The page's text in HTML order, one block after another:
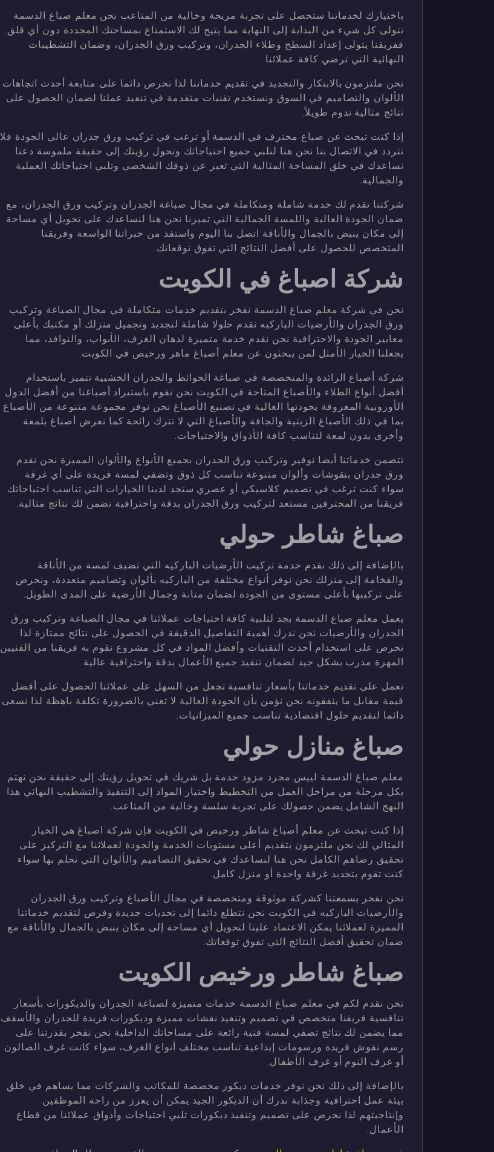
باختيارك لخدماتنا ستحصل على تجربة مريحة وخالية من المتاعب نحن معلم صباغ الدسمة
نتولى كل شيء من البداية إلى النهاية مما يتيح لك الاستمتاع بمساحتك المجددة دون أي قلق.
ففريقنا يتولى إعداد السطح وطلاء الجدران، وتركيب ورق الجدران، وضمان التشطيبات
النهائية التي ترضي كافة عملائنا.
نحن ملتزمون بالابتكار والتجديد في تقديم خدماتنا لذا نحرص دائما على متابعة أحدث اتجاهات
الألوان والتصاميم في السوق ونستخدم تقنيات متقدمة في تنفيذ عملنا لضمان الحصول على
نتائج مثالية تدوم طويلاً.
إذا كنت تبحث عن صباغ محترف في الدسمة أو ترغب في تركيب ورق جدران عالي الجودة فلا
تتردد في الاتصال بنا نحن هنا لنلبي جميع احتياجاتك ونحول رؤيتك إلى حقيقة ملموسة دعنا
نساعدك في خلق المساحة المثالية التي تعبر عن ذوقك الشخصي وتلبي احتياجاتك العملية
والجمالية.
شركتنا تقدم لك خدمة شاملة ومتكاملة في مجال صباغة الجدران وتركيب ورق الجدران، مع
ضمان الجودة العالية واللمسة الجمالية التي تميزنا نحن هنا لنساعدك على تحويل أي مساحة
إلى مكان ينبض بالجمال والأناقة اتصل بنا اليوم واستفد من خبراتنا الواسعة وفريقنا
المتخصص للحصول على أفضل النتائج التي تفوق توقعاتك.
شركة اصباغ في الكويت
نحن في شركة معلم صباغ الدسمة نفخر بتقديم خدمات متكاملة في مجال الصباغة وتركيب
ورق الجدران والأرضيات الباركيه نقدم حلولا شاملة لتجديد وتجميل منزلك أو مكتبك بأعلى
معايير الجودة والاحترافية نحن نقدم خدمة متميزة لدهان الغرف، الأبواب، والنوافذ، مما
يجعلنا الخيار الأمثل لمن يبحثون عن معلم أصباغ ماهر ورخيص في الكويت.
شركة أصباغ الرائدة والمتخصصة في صباغة الحوائط والجدران الخشبية تتميز باستخدام
أفضل أنواع الطلاء والأصباغ المتاحة في الكويت نحن نقوم باستيراد أصباغنا من أفضل الدول
الأوروبية المعروفة بجودتها العالية في تصنيع الأصباغ نحن نوفر مجموعة متنوعة من الأصباغ
بما في ذلك الأصباغ الزيتية والجافة والأصباغ التي لا تترك رائحة كما نعرض أصباغ بلمعة
وأخرى بدون لمعة لتناسب كافة الأذواق والاحتياجات.
تتضمن خدماتنا أيضا توفير وتركيب ورق الجدران بجميع الأنواع والألوان المميزة نحن نقدم
ورق جدران بنقوشات وألوان متنوعة تناسب كل ذوق وتضفي لمسة فريدة على أي غرفة
سواء كنت ترغب في تصميم كلاسيكي أو عصري ستجد لدينا الخيارات التي تناسب احتياجاتك
فريقنا من المحترفين مستعد لتركيب ورق الجدران بدقة واحترافية تضمن لك نتائج مثالية.
صباغ شاطر حولي
بالإضافة إلى ذلك نقدم خدمة تركيب الأرضيات الباركيه التي تضيف لمسة من الأناقة
والفخامة إلى منزلك نحن نوفر أنواع مختلفة من الباركيه بألوان وتصاميم متعددة، ونحرص
على تركيبها بأعلى مستوى من الجودة لضمان متانة وجمال الأرضية على المدى الطويل.
يعمل معلم صباغ الدسمة بجد لتلبية كافة احتياجات عملائنا في مجال الصباغة وتركيب ورق
الجدران والأرضيات نحن ندرك أهمية التفاصيل الدقيقة في الحصول على نتائج ممتازة لذا
نحرص على استخدام أحدث التقنيات وأفضل المواد في كل مشروع نقوم به فريقنا من الفنيين
المهرة مدرب بشكل جيد لضمان تنفيذ جميع الأعمال بدقة واحترافية عالية.
نعمل على تقديم خدماتنا بأسعار تنافسية تجعل من السهل على عملائنا الحصول على أفضل
قيمة مقابل ما ينفقونه نحن نؤمن بأن الجودة العالية لا تعني بالضرورة تكلفة باهظة لذا نسعى
دائما لتقديم حلول اقتصادية تناسب جميع الميزانيات.
صباغ منازل حولي
معلم صباغ الدسمة لييس مجرد مزود خدمة بل شريك في تحويل رؤيتك إلى حقيقة نحن نهتم
بكل مرحلة من مراحل العمل من التخطيط واختيار المواد إلى التنفيذ والتشطيب النهائي هذا
النهج الشامل يضمن حصولك على تجربة سلسة وخالية من المتاعب.
إذا كنت تبحث عن معلم أصباغ شاطر ورخيص في الكويت فإن شركة اصباغ هي الخيار
المثالي لك نحن ملتزمون بتقديم أعلى مستويات الخدمة والجودة لعملائنا مع التركيز على
تحقيق رضاهم الكامل نحن هنا لنساعدك في تحقيق التصاميم والألوان التي تحلم بها سواء
كنت تقوم بتجديد غرفة واحدة أو منزل كامل.
نحن نفخر بسمعتنا كشركة موثوقة ومتخصصة في مجال الأصباغ وتركيب ورق الجدران
والأرضيات الباركيه في الكويت نحن نتطلع دائما إلى تحديات جديدة وفرص لتقديم خدماتنا
المميزة لعملائنا يمكن الاعتماد علينا لتحويل أي مساحة إلى مكان ينبض بالجمال والأناقة مع
ضمان تحقيق أفضل النتائج التي تفوق توقعاتك.
صباغ شاطر ورخيص الكويت
نحن نقدم لكم في معلم صباغ الدسمة خدمات متميزة لصباغة الجدران والديكورات بأسعار
تنافسية فريقنا متخصص في تصميم وتنفيذ نقشات مميزة وديكورات فريدة للجدران والأسقف
مما يضمن لك نتائج تضفي لمسة فنية رائعة على مساحاتك الداخلية نحن نفخر بقدرتنا على
رسم نقوش فريدة ورسومات إبداعية تناسب مختلف أنواع الغرف، سواء كانت غرف الصالون
أو غرف النوم أو غرف الأطفال.
بالإضافة إلى ذلك نحن نوفر خدمات ديكور مخصصة للمكاتب والشركات مما يساهم في خلق
بيئة عمل احترافية وجذابة ندرك أن الديكور الجيد يمكن أن يعزز من راحة الموظفين
وإنتاجيتهم لذا نحرص على تصميم وتنفيذ ديكورات تلبي احتياجات وأذواق عملائنا من قطاع
الأعمال.